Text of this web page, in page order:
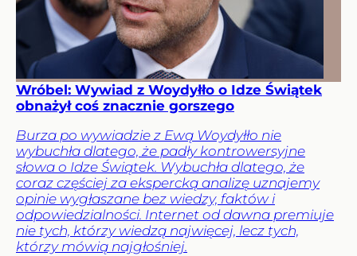
Wróbel: Wywiad z Woydyłło o Idze Świątek
obnażył coś znacznie gorszego
Burza po wywiadzie z Ewą Woydyłło nie
wybuchła dlatego, że padły kontrowersyjne
słowa o Idze Świątek. Wybuchła dlatego, że
coraz częściej za ekspercką analizę uznajemy
opinie wygłaszane bez wiedzy, faktów i
odpowiedzialności. Internet od dawna premiuje
nie tych, którzy wiedzą najwięcej, lecz tych,
którzy mówią najgłośniej.